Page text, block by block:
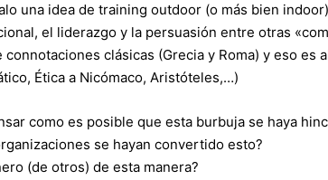
una idea de training outdoor (o más bien
el liderazgo y la persuasión entre otras
connotaciones clásicas (Grecia y Roma) y eso
Ética a Nicómaco, Aristóteles,…)
como es posible que esta burbuja se haya
se hayan convertido esto?
(de otros) de esta manera?